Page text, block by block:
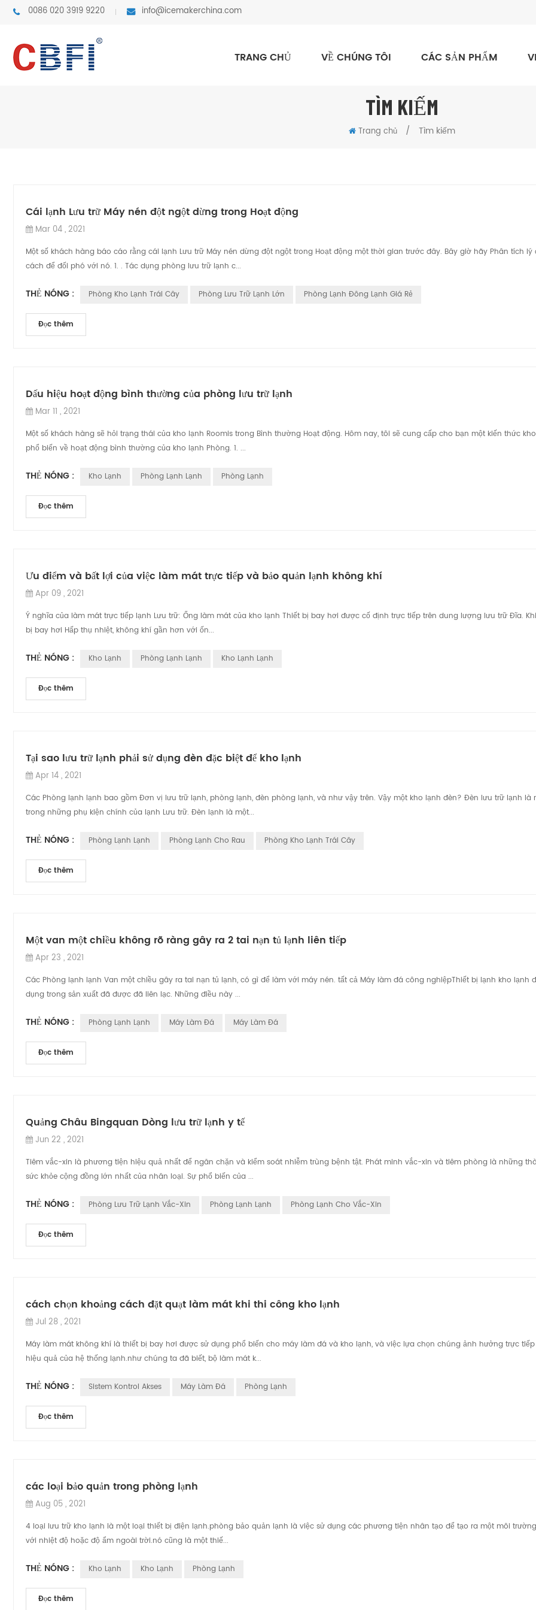
0086 020 3919 9220 info@icemakerchina.com
TRANG CHỦ VỀ CHÚNG TÔI CÁC SẢN PHẨM
TÌM KIẾM
Trang chủ / Tìm kiếm
Cái lạnh Lưu trữ Máy nén đột ngột dừng trong Hoạt động
Mar 04 , 2021
Một số khách hàng báo cáo rằng cái lạnh Lưu trữ Máy nén dừng đột ngột trong Hoạt động một thời gian trước đây. Bây giờ hãy Phân tích lý
cách để đối phó với nó. 1. . Tác dụng phòng lưu trữ lạnh c...
THẺ NÓNG : Phòng Kho Lạnh Trái Cây Phòng Lưu Trữ Lạnh Lớn Phòng Lạnh Đông Lạnh Giá Rẻ
Đọc thêm
Dấu hiệu hoạt động bình thường của phòng lưu trữ lạnh
Mar 11 , 2021
Một số khách hàng sẽ hỏi trạng thái của kho lạnh Roomis trong Bình thường Hoạt động. Hôm nay, tôi sẽ cung cấp cho bạn một kiến ​​thức
phổ biến về hoạt động bình thường của kho lạnh Phòng. 1. ...
THẺ NÓNG : Kho Lạnh Phòng Lạnh Lạnh Phòng Lạnh
Đọc thêm
Ưu điểm và bất lợi của việc làm mát trực tiếp và bảo quản lạnh không khí
Apr 09 , 2021
Ý nghĩa của làm mát trực tiếp lạnh Lưu trữ: Ống làm mát của kho lạnh Thiết bị bay hơi được cố định trực tiếp trên dung lượng lưu trữ Đĩa.
bị bay hơi Hấp thụ nhiệt, không khí gần hơn với ốn...
THẺ NÓNG : Kho Lạnh Phòng Lạnh Lạnh Kho Lạnh Lạnh
Đọc thêm
Tại sao lưu trữ lạnh phải sử dụng đèn đặc biệt để kho lạnh
Apr 14 , 2021
Các Phòng lạnh lạnh bao gồm Đơn vị lưu trữ lạnh, phòng lạnh, đèn phòng lạnh, và như vậy trên. Vậy một kho lạnh đèn? Đèn lưu trữ lạnh là
trong những phụ kiện chính của lạnh Lưu trữ. Đèn lạnh là một...
THẺ NÓNG : Phòng Lạnh Lạnh Phòng Lạnh Cho Rau Phòng Kho Lạnh Trái Cây
Đọc thêm
Một van một chiều không rõ ràng gây ra 2 tai nạn tủ lạnh liên tiếp
Apr 23 , 2021
Các Phòng lạnh lạnh Van một chiều gây ra tai nạn tủ lạnh, có gì để làm với máy nén. tất cả Máy làm đá công nghiệpThiết bị lạnh kho lạnh
dụng trong sản xuất đã được đã liên lạc. Những điều này ...
THẺ NÓNG : Phòng Lạnh Lạnh Máy Làm Đá Máy Làm Đá
Đọc thêm
Quảng Châu Bingquan Dòng lưu trữ lạnh y tế
Jun 22 , 2021
Tiêm vắc-xin là phương tiện hiệu quả nhất để ngăn chặn và kiểm soát nhiễm trùng bệnh tật. Phát minh vắc-xin và tiêm phòng là những
sức khỏe cộng đồng lớn nhất của nhân loại. Sự phổ biến của ...
THẺ NÓNG : Phòng Lưu Trữ Lạnh Vắc-Xin Phòng Lạnh Lạnh Phòng Lạnh Cho Vắc-Xin
Đọc thêm
cách chọn khoảng cách đặt quạt làm mát khi thi công kho lạnh
Jul 28 , 2021
Máy làm mát không khí là thiết bị bay hơi được sử dụng phổ biến cho máy làm đá và kho lạnh, và việc lựa chọn chúng ảnh hưởng trực
hiệu quả của hệ thống lạnh.như chúng ta đã biết, bộ làm mát k...
THẺ NÓNG : Sistem Kontrol Akses Máy Làm Đá Phòng Lạnh
Đọc thêm
các loại bảo quản trong phòng lạnh
Aug 05 , 2021
4 loại lưu trữ kho lạnh là một loại thiết bị điện lạnh.phòng bảo quản lạnh là việc sử dụng các phương tiện nhân tạo để tạo ra một môi
với nhiệt độ hoặc độ ẩm ngoài trời.nó cũng là một thiế...
THẺ NÓNG : Kho Lạnh Kho Lạnh Phòng Lạnh
Đọc thêm